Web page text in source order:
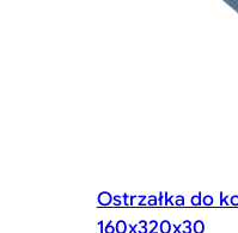
Ostrzałka do
160x320x30